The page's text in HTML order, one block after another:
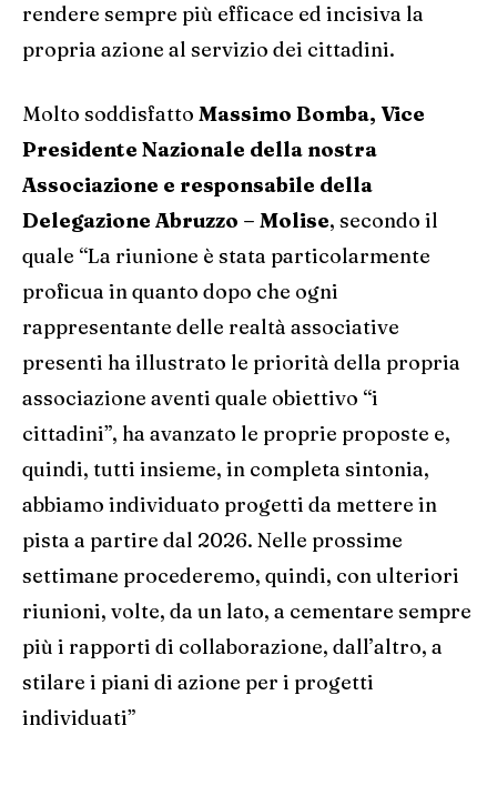
rendere sempre più efficace ed incisiva la
propria azione al servizio dei cittadini.
Molto soddisfatto Massimo Bomba, Vice
Presidente Nazionale della nostra
Associazione e responsabile della
Delegazione Abruzzo – Molise, secondo il
quale “La riunione è stata particolarmente
proficua in quanto dopo che ogni
rappresentante delle realtà associative
presenti ha illustrato le priorità della propria
associazione aventi quale obiettivo “i
cittadini”, ha avanzato le proprie proposte e,
quindi, tutti insieme, in completa sintonia,
abbiamo individuato progetti da mettere in
pista a partire dal 2026. Nelle prossime
settimane procederemo, quindi, con ulteriori
riunioni, volte, da un lato, a cementare sempre
più i rapporti di collaborazione, dall’altro, a
stilare i piani di azione per i progetti
individuati”